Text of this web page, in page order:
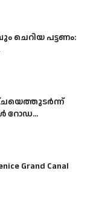
ചെറിയ പട്ടണം:
റോഡ...
Grand Canal